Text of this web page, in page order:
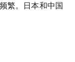
繁。日本和中国